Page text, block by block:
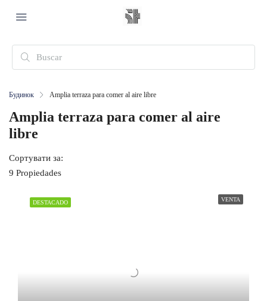
Будинок Amplia terraza para comer al aire libre
Amplia terraza para comer al aire
libre
9 Propiedades
Сортувати за:
DESTACADO VENTA